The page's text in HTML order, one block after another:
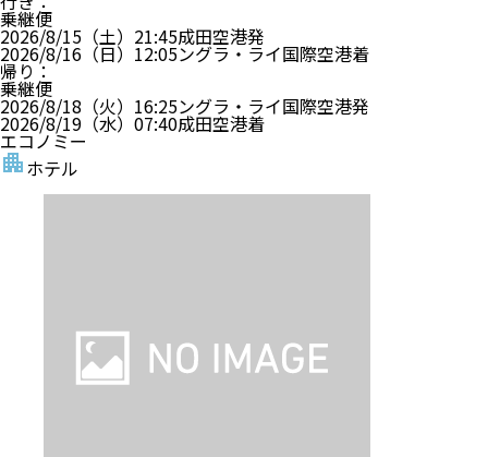
乗継便
2026/8/15（土） 21:45成田空港発
2026/8/16（日） 12:05ングラ・ライ国際空港着
帰り ：
乗継便
2026/8/18（火） 16:25ングラ・ライ国際空港発
2026/8/19（水） 07:40成田空港着
エコノミー
ホテル